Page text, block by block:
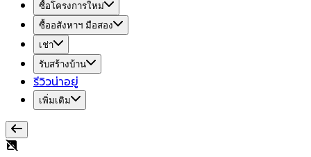
ซื้อโครงการใหม่
ซื้ออสังหาฯ มือสอง
เช่า
รับสร้างบ้าน
รีวิวน่าอยู่
เพิ่มเติม